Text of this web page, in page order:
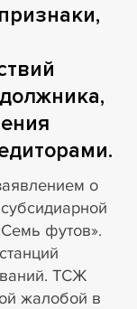
о
футов».
ТСЖ
жалобой в